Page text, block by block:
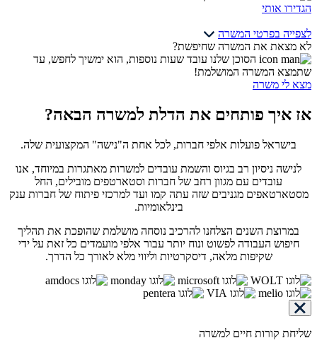
הגדירו אותי
לצפייה בפרטי המשרה
לא מצאת את המשרה שחיפשת?
הסוכן שלנו עובד שעות נוספות, הוא ימשיך לחפש, עד
שתמצא המשרה המושלמת!
מצא לי משרה
אז איך פותחים את הדלת למשרה הבאה?
בישראל פועלות אלפי חברות, לכל אחת ה"נישה" המקצועית שלה.
לנישה ניסיון רב בגיוס והשמת עובדים למשרות מאתגרות במיוחד, אנו
עובדים עם מגוון רחב של חברות וסטארטפים מובילים, החל
מסטארטאפים מגניבים שזה עתה קמו ועד למרכזי פיתוח של חברות ענק
בינלאומיות.
במרוצת השנים הצלחנו להרכיב נוסחה מושלמת שהופכת את תהליך
חיפוש העבודה לפשוט ונוח יותר עבור אלפי מועמדים כל זאת על ידי
שקיפות מלאה, דיסקרטיות וליווי מלא לאורך כל הדרך.
שליחת קורות חיים למשרה